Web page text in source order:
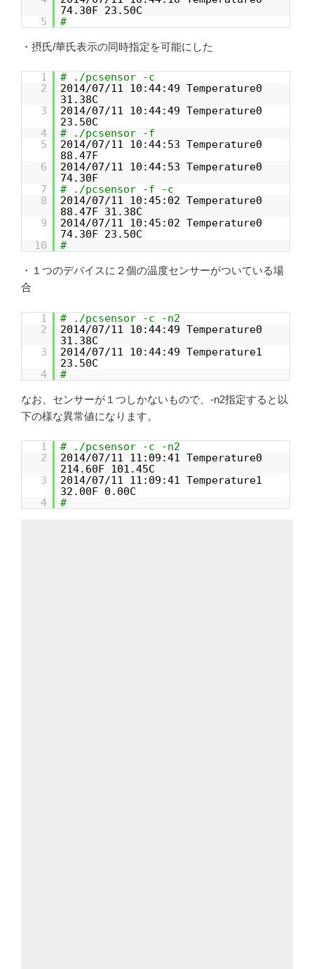
74.30F 23.50C
5
#
・摂氏/華氏表示の同時指定を可能にした
1
# ./pcsensor -c
2
2014/07/11 10:44:49 Temperature0
31.38C
3
2014/07/11 10:44:49 Temperature0
23.50C
4
# ./pcsensor -f
5
2014/07/11 10:44:53 Temperature0
88.47F
6
2014/07/11 10:44:53 Temperature0
74.30F
7
# ./pcsensor -f -c
8
2014/07/11 10:45:02 Temperature0
88.47F 31.38C
9
2014/07/11 10:45:02 Temperature0
74.30F 23.50C
10
#
・１つのデバイスに２個の温度センサーがついている場
合
1
# ./pcsensor -c -n2
2
2014/07/11 10:44:49 Temperature0
31.38C
3
2014/07/11 10:44:49 Temperature1
23.50C
4
#
なお、センサーが１つしかないもので、-n2指定すると以
下の様な異常値になります。
1
# ./pcsensor -c -n2
2
2014/07/11 11:09:41 Temperature0
214.60F 101.45C
3
2014/07/11 11:09:41 Temperature1
32.00F 0.00C
4
#